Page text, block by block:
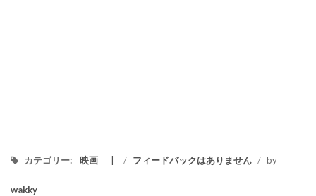
カテゴリー: 映画 / フィードバックはありません / by
wakky